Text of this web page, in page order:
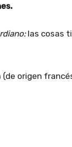
las cosas
origen